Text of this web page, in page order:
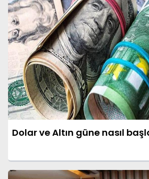
Dolar ve Altın güne nasıl